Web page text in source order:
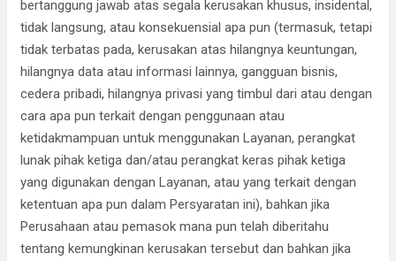
bertanggung jawab atas segala kerusakan khusus, insidental,
tidak langsung, atau konsekuensial apa pun (termasuk, tetapi
tidak terbatas pada, kerusakan atas hilangnya keuntungan,
hilangnya data atau informasi lainnya, gangguan bisnis,
cedera pribadi, hilangnya privasi yang timbul dari atau dengan
cara apa pun terkait dengan penggunaan atau
ketidakmampuan untuk menggunakan Layanan, perangkat
lunak pihak ketiga dan/atau perangkat keras pihak ketiga
yang digunakan dengan Layanan, atau yang terkait dengan
ketentuan apa pun dalam Persyaratan ini), bahkan jika
Perusahaan atau pemasok mana pun telah diberitahu
tentang kemungkinan kerusakan tersebut dan bahkan jika